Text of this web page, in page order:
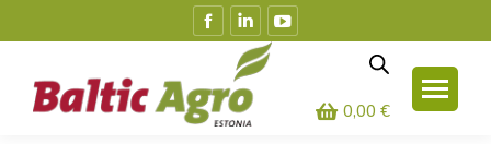
Facebook
leht
avaneb
uues
Linkedin
leht
avaneb
leht
uues 0,00 €